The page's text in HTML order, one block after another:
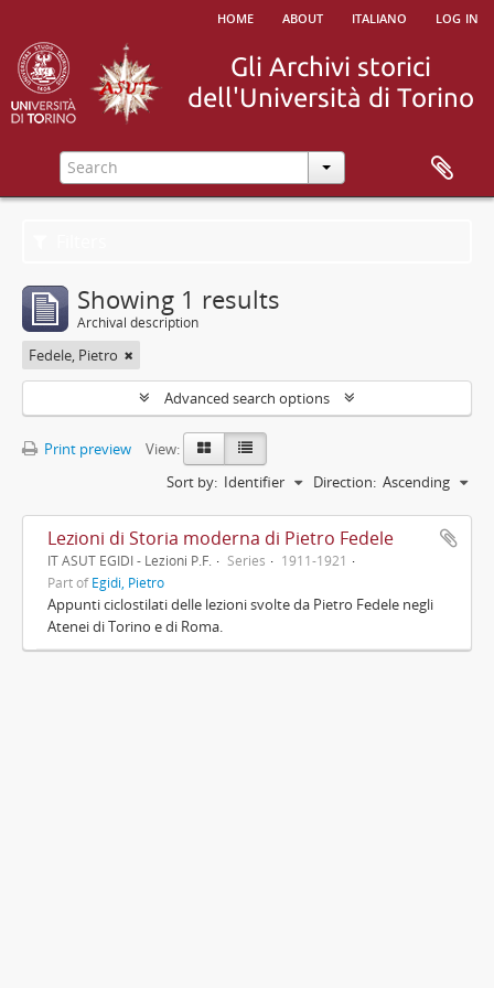
home about italiano log in
Showing 1 results
Archival description
Fedele, Pietro
Advanced search options
Print preview
View:
Sort by: Identifier Direction: Ascending
Lezioni di Storia moderna di Pietro Fedele
IT ASUT EGIDI - Lezioni P.F. Series
1911-1921
Part ofEgidi, Pietro
Appunti ciclostilati delle lezioni svolte da Pietro Fedele negli
Atenei di Torino e di Roma.